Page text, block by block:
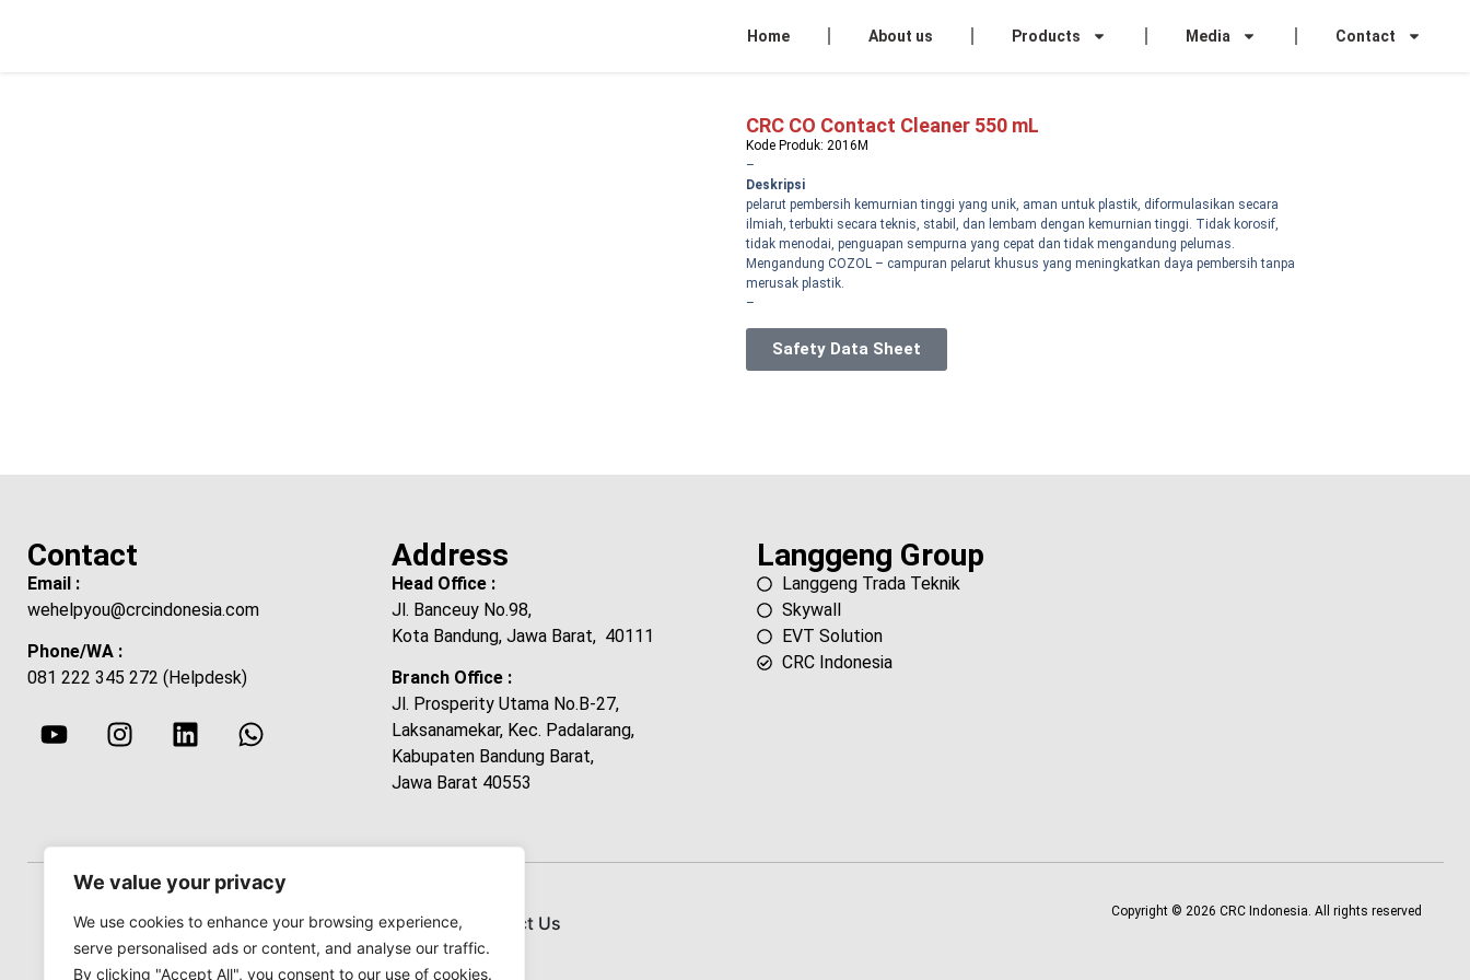
We value your privacy
We use cookies to enhance your browsing experience,
serve personalised ads or content, and analyse our traffic.
By clicking "Accept All", you consent to our use of cookies.
Home About us Products Media Contact
CRC CO Contact Cleaner 550 mL
Kode Produk: 2016M
–
Deskripsi
pelarut pembersih kemurnian tinggi yang unik, aman untuk plastik, diformulasikan secara
ilmiah, terbukti secara teknis, stabil, dan lembam dengan kemurnian tinggi. Tidak korosif,
tidak menodai, penguapan sempurna yang cepat dan tidak mengandung pelumas.
Mengandung COZOL – campuran pelarut khusus yang meningkatkan daya pembersih tanpa
merusak plastik.
–
Safety Data Sheet
Contact
Email :
wehelpyou@crcindonesia.com
Phone/WA :
081 222 345 272 (Helpdesk)
Address
Head Office :
Jl. Banceuy No.98,
Kota Bandung, Jawa Barat, 40111
Branch Office :
Jl. Prosperity Utama No.B-27,
Laksanamekar, Kec. Padalarang,
Kabupaten Bandung Barat,
Jawa Barat 40553
Langgeng Group
Langgeng Trada Teknik
Skywall
EVT Solution
CRC Indonesia
Sitemap Privacy Policy Terms of Use Contact Us
Copyright © 2026 CRC Indonesia. All rights reserved